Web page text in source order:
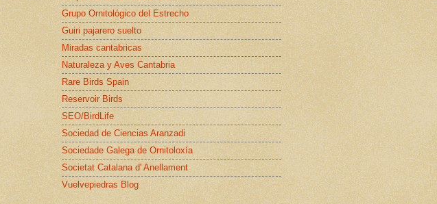
Grupo Ornitológico del Estrecho
Guiri pajarero suelto
Miradas cantabricas
Naturaleza y Aves Cantabria
Rare Birds Spain
Reservoir Birds
SEO/BirdLife
Sociedad de Ciencias Aranzadi
Sociedade Galega de Ornitoloxía
Societat Catalana d' Anellament
Vuelvepiedras Blog